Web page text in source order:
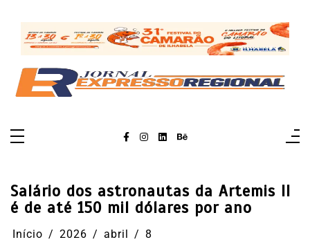
conteúdo
Salário dos astronautas da Artemis II
é de até 150 mil dólares por ano
Início 2026 abril 8